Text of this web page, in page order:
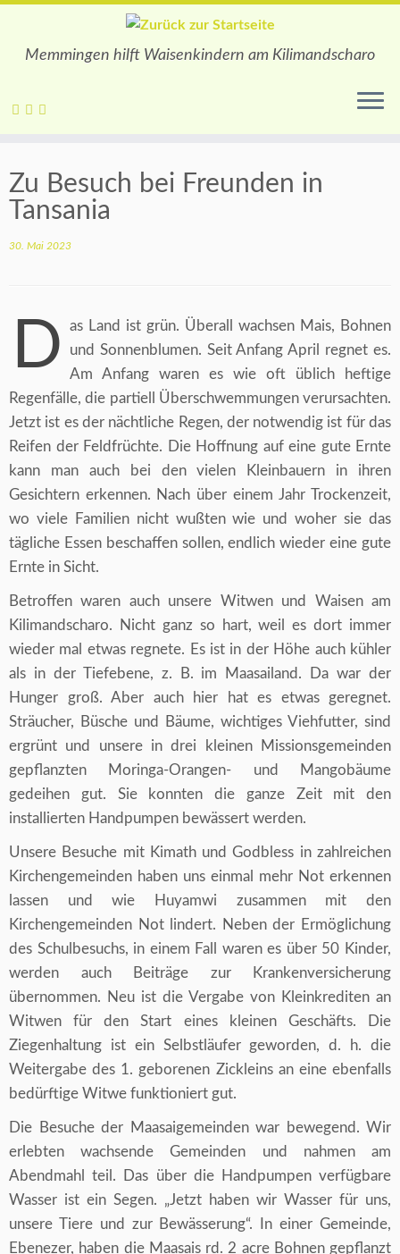
Inhalt
springen
Memmingen hilft Waisenkindern am Kilimandscharo
Zu Besuch bei Freunden in
Tansania
30. Mai 2023
D
as Land ist grün. Überall wachsen Mais, Bohnen
und Sonnenblumen. Seit Anfang April regnet es.
Am Anfang waren es wie oft üblich heftige
Regenfälle, die partiell Überschwemmungen verursachten.
Jetzt ist es der nächtliche Regen, der notwendig ist für das
Reifen der Feldfrüchte. Die Hoffnung auf eine gute Ernte
kann man auch bei den vielen Kleinbauern in ihren
Gesichtern erkennen. Nach über einem Jahr Trockenzeit,
wo viele Familien nicht wußten wie und woher sie das
tägliche Essen beschaffen sollen, endlich wieder eine gute
Ernte in Sicht.
Betroffen waren auch unsere Witwen und Waisen am
Kilimandscharo. Nicht ganz so hart, weil es dort immer
wieder mal etwas regnete. Es ist in der Höhe auch kühler
als in der Tiefebene, z. B. im Maasailand. Da war der
Hunger groß. Aber auch hier hat es etwas geregnet.
Sträucher, Büsche und Bäume, wichtiges Viehfutter, sind
ergrünt und unsere in drei kleinen Missionsgemeinden
gepflanzten Moringa-Orangen- und Mangobäume
gedeihen gut. Sie konnten die ganze Zeit mit den
installierten Handpumpen bewässert werden.
Unsere Besuche mit Kimath und Godbless in zahlreichen
Kirchengemeinden haben uns einmal mehr Not erkennen
lassen und wie Huyamwi zusammen mit den
Kirchengemeinden Not lindert. Neben der Ermöglichung
des Schulbesuchs, in einem Fall waren es über 50 Kinder,
werden auch Beiträge zur Krankenversicherung
übernommen. Neu ist die Vergabe von Kleinkrediten an
Witwen für den Start eines kleinen Geschäfts. Die
Ziegenhaltung ist ein Selbstläufer geworden, d. h. die
Weitergabe des 1. geborenen Zickleins an eine ebenfalls
bedürftige Witwe funktioniert gut.
Die Besuche der Maasaigemeinden war bewegend. Wir
erlebten wachsende Gemeinden und nahmen am
Abendmahl teil. Das über die Handpumpen verfügbare
Wasser ist ein Segen. „Jetzt haben wir Wasser für uns,
unsere Tiere und zur Bewässerung“. In einer Gemeinde,
Ebenezer, haben die Maasais rd. 2 acre Bohnen gepflanzt